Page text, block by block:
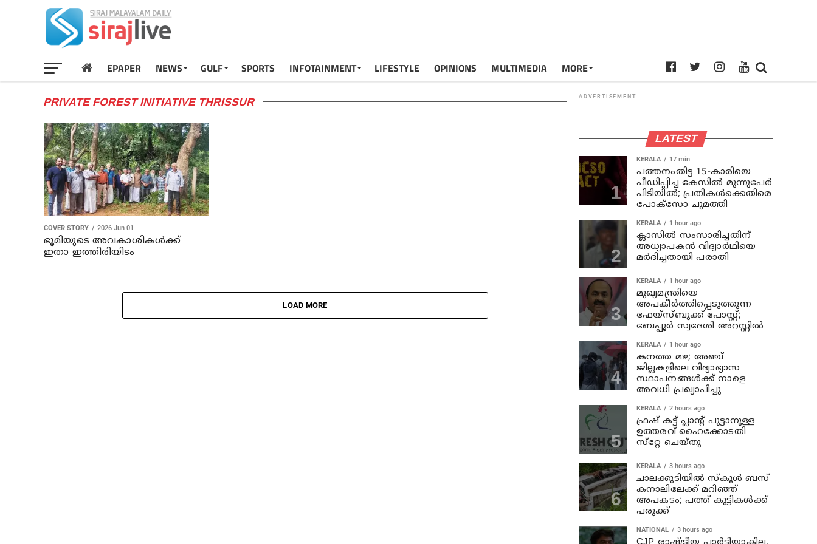
EPAPER NEWS GULF SPORTS INFOTAINMENT LIFESTYLE OPINIONS MULTIMEDIA MORE
PRIVATE FOREST INITIATIVE THRISSUR
COVER STORY 2026 Jun 01
ഭൂമിയുടെ അവകാശികൾക്ക്
ഇതാ ഇത്തിരിയിടം
LOAD MORE
ADVERTISEMENT
LATEST
KERALA 17 min
പത്തനംതിട്ട 15-കാരിയെ
പീഡിപ്പിച്ച കേസിൽ മൂന്നുപേർ
പിടിയിൽ; പ്രതികൾക്കെതിരെ
പോക്സോ ചുമത്തി
KERALA 1 hour ago
ക്ലാസില്‍ സംസാരിച്ചതിന്
അധ്യാപകന്‍ വിദ്യാര്‍ഥിയെ
മര്‍ദിച്ചതായി പരാതി
KERALA 1 hour ago
മുഖ്യമന്ത്രിയെ
അപകീർത്തിപ്പെടുത്തുന്ന
ഫേയ്സ്ബുക്ക് പോസ്റ്റ്;
ബേപ്പൂർ സ്വദേശി അറസ്റ്റിൽ
KERALA 1 hour ago
കനത്ത മഴ; അഞ്ച്‌
ജില്ലകളിലെ വിദ്യാഭ്യാസ
സ്ഥാപനങ്ങള്‍ക്ക് നാളെ
അവധി പ്രഖ്യാപിച്ചു
KERALA 2 hours ago
ഫ്രഷ് കട്ട് പ്ലാൻ്റ് പൂട്ടാനുള്ള
ഉത്തരവ് ഹൈക്കോടതി
സ്‌റ്റേ ചെയ്തു
KERALA 3 hours ago
ചാലക്കുടിയില്‍ സ്‌കൂള്‍ ബസ്
കനാലിലേക്ക് മറിഞ്ഞ്
അപകടം; പത്ത് കുട്ടികള്‍ക്ക്
പരുക്ക്
NATIONAL 3 hours ago